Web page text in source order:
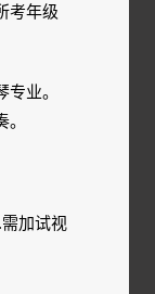
年级
业。
加试视